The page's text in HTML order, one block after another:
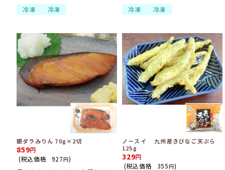
冷凍
冷凍
冷凍
冷凍
銀ダラみりん 70g×2切
859
(税込価格 927円)
ノースイ 九州産きびなご天ぷら
125g
329
(税込価格 355円)